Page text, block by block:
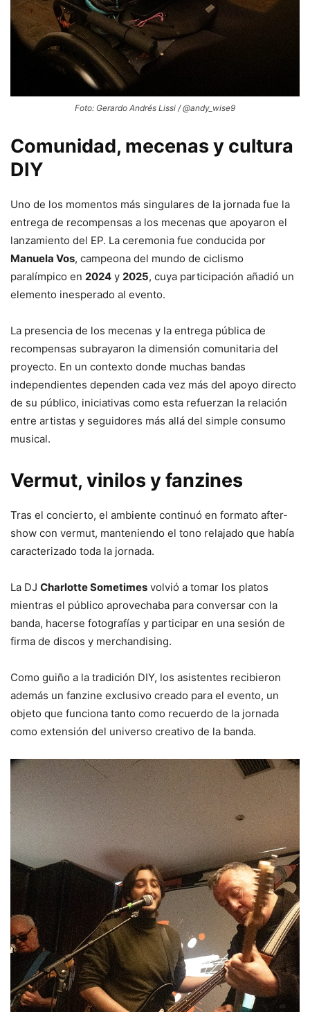
Foto: Gerardo Andrés Lissi / @andy_wise9
Comunidad, mecenas y cultura
DIY
Uno de los momentos más singulares de la jornada fue la
entrega de recompensas a los mecenas que apoyaron el
lanzamiento del EP. La ceremonia fue conducida por
Manuela Vos, campeona del mundo de ciclismo
paralímpico en 2024 y 2025, cuya participación añadió un
elemento inesperado al evento.
La presencia de los mecenas y la entrega pública de
recompensas subrayaron la dimensión comunitaria del
proyecto. En un contexto donde muchas bandas
independientes dependen cada vez más del apoyo directo
de su público, iniciativas como esta refuerzan la relación
entre artistas y seguidores más allá del simple consumo
musical.
Vermut, vinilos y fanzines
Tras el concierto, el ambiente continuó en formato after-
show con vermut, manteniendo el tono relajado que había
caracterizado toda la jornada.
La DJ Charlotte Sometimes volvió a tomar los platos
mientras el público aprovechaba para conversar con la
banda, hacerse fotografías y participar en una sesión de
firma de discos y merchandising.
Como guiño a la tradición DIY, los asistentes recibieron
además un fanzine exclusivo creado para el evento, un
objeto que funciona tanto como recuerdo de la jornada
como extensión del universo creativo de la banda.